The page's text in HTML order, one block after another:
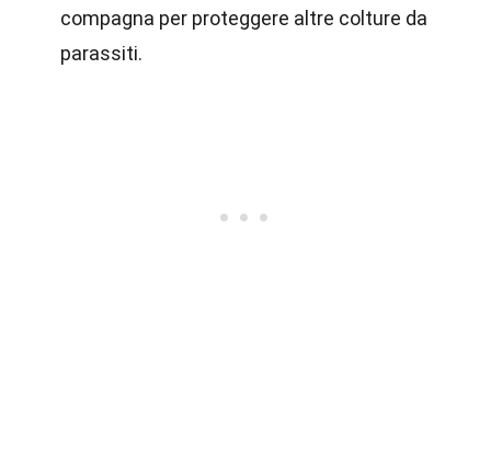
compagna per proteggere altre colture da
parassiti.